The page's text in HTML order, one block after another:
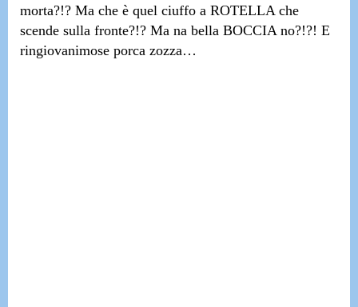
morta?!? Ma che è quel ciuffo a ROTELLA che
scende sulla fronte?!? Ma na bella BOCCIA no?!?! E
ringiovanimose porca zozza…